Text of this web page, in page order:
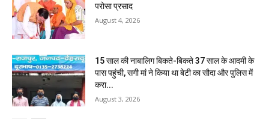
परोसा प्रसाद
August 4, 2026
15 साल की नाबालिग बिकते-बिकते 37 साल के आदमी के
पास पहुंची, सगी मां ने किया था बेटी का सौदा और पुलिस में
करा...
August 3, 2026